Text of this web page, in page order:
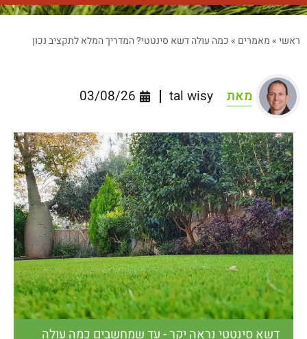
ראשי»מאמרים »כמה עולה דשא סינטטי? המדריך המלא לתקציב נכון
מאת 03/08/26
דשא סינטטי נראה יקר - עד שמחשבים כמה עולה